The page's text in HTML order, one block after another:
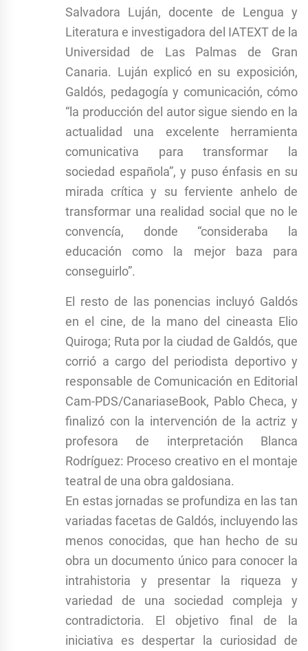
Salvadora Luján, docente de Lengua y
Literatura e investigadora del IATEXT de la
Universidad de Las Palmas de Gran
Canaria. Luján explicó en su exposición,
Galdós, pedagogía y comunicación, cómo
“la producción del autor sigue siendo en la
actualidad una excelente herramienta
comunicativa para transformar la
sociedad española”, y puso énfasis en su
mirada crítica y su ferviente anhelo de
transformar una realidad social que no le
convencía, donde “consideraba la
educación como la mejor baza para
conseguirlo”.
El resto de las ponencias incluyó Galdós
en el cine, de la mano del cineasta Elio
Quiroga; Ruta por la ciudad de Galdós, que
corrió a cargo del periodista deportivo y
responsable de Comunicación en Editorial
Cam-PDS/CanariaseBook, Pablo Checa, y
finalizó con la intervención de la actriz y
profesora de interpretación Blanca
Rodríguez: Proceso creativo en el montaje
teatral de una obra galdosiana.
En estas jornadas se profundiza en las tan
variadas facetas de Galdós, incluyendo las
menos conocidas, que han hecho de su
obra un documento único para conocer la
intrahistoria y presentar la riqueza y
variedad de una sociedad compleja y
contradictoria. El objetivo final de la
iniciativa es despertar la curiosidad de